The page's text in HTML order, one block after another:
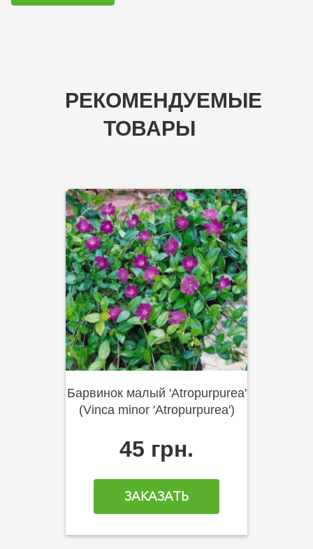
РЕКОМЕНДУЕМЫЕ
ТОВАРЫ
Барвинок малый 'Atropurpurea'
(Vinca minor 'Atropurpurea')
45 грн.
ЗАКАЗАТЬ